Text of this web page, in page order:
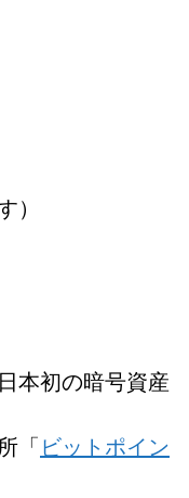
）
本初の暗号資産
「 ビットポイン